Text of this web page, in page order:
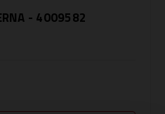
- 4009582